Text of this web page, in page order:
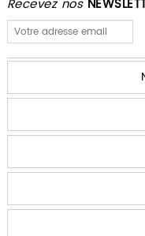
Recevez nos